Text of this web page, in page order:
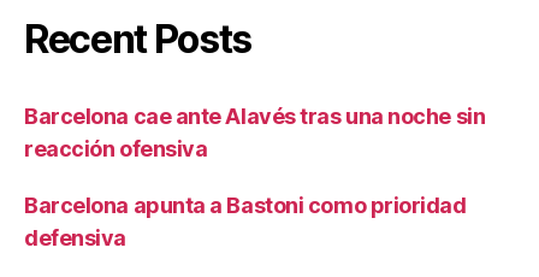
Recent Posts
Barcelona cae ante Alavés tras una noche sin
reacción ofensiva
Barcelona apunta a Bastoni como prioridad
defensiva